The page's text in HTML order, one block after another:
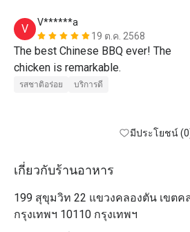
V
V******a
19 ต.ค. 2568
The best Chinese BBQ ever! The
chicken is remarkable.
รสชาติอร่อย บริการดี
มีประโยชน์
เกี่ยวกับร้านอาหาร
199 สุขุมวิท 22 แขวงคลองตัน เขตค
กรุงเทพฯ 10110 กรุงเทพฯ